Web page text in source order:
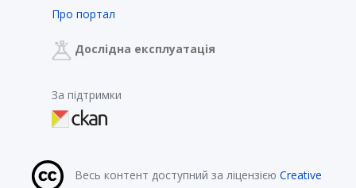
Про портал
Дослідна експлуатація
За підтримки
Весь контент доступний за ліцензією Creative